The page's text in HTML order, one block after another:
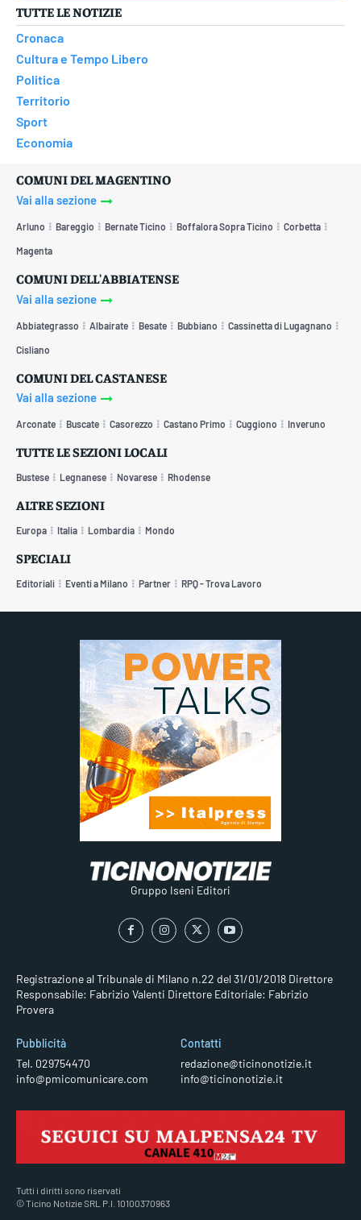
TUTTE LE NOTIZIE
Cronaca
Cultura e Tempo Libero
Politica
Territorio
Sport
Economia
COMUNI DEL MAGENTINO
Vai alla sezione
Arluno Bareggio Bernate Ticino Boffalora Sopra Ticino Corbetta
Magenta
COMUNI DELL'ABBIATENSE
Vai alla sezione
Abbiategrasso Albairate Besate Bubbiano Cassinetta di Lugagnano
Cisliano
COMUNI DEL CASTANESE
Vai alla sezione
Arconate Buscate Casorezzo Castano Primo Cuggiono Inveruno
TUTTE LE SEZIONI LOCALI
Bustese Legnanese Novarese Rhodense
ALTRE SEZIONI
Europa Italia Lombardia Mondo
SPECIALI
Editoriali Eventi a Milano Partner RPQ - Trova Lavoro
Gruppo Iseni Editori
Registrazione al Tribunale di Milano n.22 del 31/01/2018 Direttore
Responsabile: Fabrizio Valenti Direttore Editoriale: Fabrizio
Provera
Pubblicità
Tel. 029754470
info@pmicomunicare.com
Contatti
redazione@ticinonotizie.it
info@ticinonotizie.it
Tutti i diritti sono riservati
© Ticino Notizie SRL P.I. 10100370963